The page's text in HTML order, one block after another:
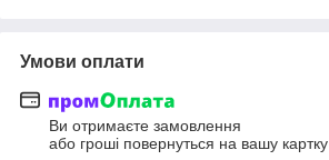
Умови оплати
Ви отримаєте замовлення
або гроші повернуться на вашу картку